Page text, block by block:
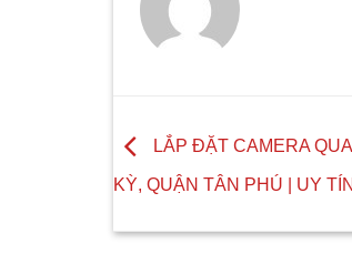
LẮP ĐẶT CAMERA
KỲ, QUẬN TÂN PHÚ | UY